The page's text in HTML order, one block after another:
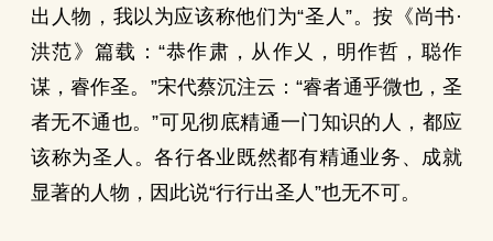
出人物，我以为应该称他们为“圣人”。按《尚书·
洪范》篇载：“恭作肃，从作乂，明作哲，聪作
谋，睿作圣。”宋代蔡沉注云：“睿者通乎微也，圣
者无不通也。”可见彻底精通一门知识的人，都应
该称为圣人。各行各业既然都有精通业务、成就
显著的人物，因此说“行行出圣人”也无不可。